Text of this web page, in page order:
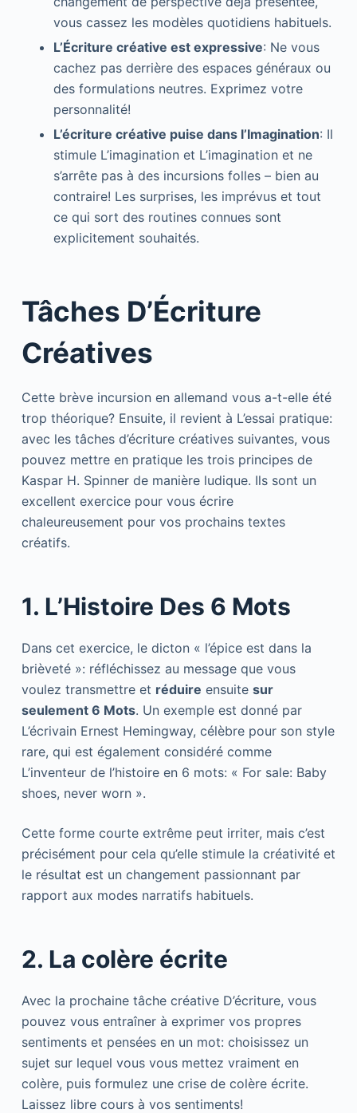
vous cassez les modèles quotidiens habituels.
L’Écriture créative est expressive: Ne vous
cachez pas derrière des espaces généraux ou
des formulations neutres. Exprimez votre
personnalité!
L’écriture créative puise dans l’Imagination: Il
stimule L’imagination et L’imagination et ne
s’arrête pas à des incursions folles – bien au
contraire! Les surprises, les imprévus et tout
ce qui sort des routines connues sont
explicitement souhaités.
Tâches D’Écriture
Créatives
Cette brève incursion en allemand vous a-t-elle été
trop théorique? Ensuite, il revient à L’essai pratique:
avec les tâches d’écriture créatives suivantes, vous
pouvez mettre en pratique les trois principes de
Kaspar H. Spinner de manière ludique. Ils sont un
excellent exercice pour vous écrire
chaleureusement pour vos prochains textes
créatifs.
1. L’Histoire Des 6 Mots
Dans cet exercice, le dicton « l’épice est dans la
brièveté »: réfléchissez au message que vous
voulez transmettre et réduire ensuite sur
seulement 6 Mots. Un exemple est donné par
L’écrivain Ernest Hemingway, célèbre pour son style
rare, qui est également considéré comme
L’inventeur de l’histoire en 6 mots: « For sale: Baby
shoes, never worn ».
Cette forme courte extrême peut irriter, mais c’est
précisément pour cela qu’elle stimule la créativité et
le résultat est un changement passionnant par
rapport aux modes narratifs habituels.
2. La colère écrite
Avec la prochaine tâche créative D’écriture, vous
pouvez vous entraîner à exprimer vos propres
sentiments et pensées en un mot: choisissez un
sujet sur lequel vous vous mettez vraiment en
colère, puis formulez une crise de colère écrite.
Laissez libre cours à vos sentiments!